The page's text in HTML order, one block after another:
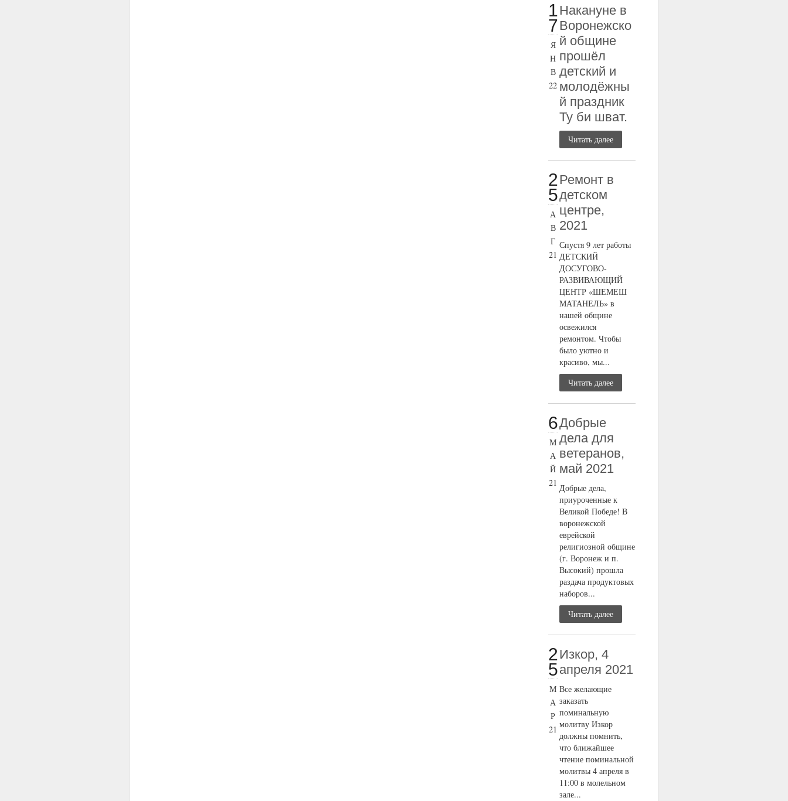
1
7
Я
Н
В
22
Накануне в
Воронежско
й общине
прошёл
детский и
молодёжны
й праздник
Ту би шват.
Читать далее
2
5
А
В
Г
21
Ремонт в
детском
центре,
2021
Спустя 9 лет работы
ДЕТСКИЙ
ДОСУГОВО-
РАЗВИВАЮЩИЙ
ЦЕНТР «ШЕМЕШ
МАТАНЕЛЬ» в
нашей общине
освежился
ремонтом. Чтобы
было уютно и
красиво, мы...
Читать далее
6
М
А
Й
21
Добрые
дела для
ветеранов,
май 2021
Добрые дела,
приуроченные к
Великой Победе! В
воронежской
еврейской
религиозной общине
(г. Воронеж и п.
Высокий) прошла
раздача продуктовых
наборов...
Читать далее
2
5
М
А
Р
21
Изкор, 4
апреля 2021
Все желающие
заказать
поминальную
молитву Изкор
должны помнить,
что ближайшее
чтение поминальной
молитвы 4 апреля в
11:00 в молельном
зале...